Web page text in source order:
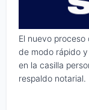
El nuevo proceso
de modo rápido
en la casilla
respaldo notarial.